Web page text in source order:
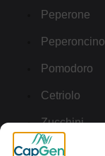
Peperone
Peperoncino
Pomodoro
Cetriolo
Zucchini